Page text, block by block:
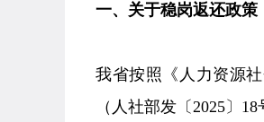
一、关于稳岗返还政策
我省按照《人力资源
（人社部发〔2025〕